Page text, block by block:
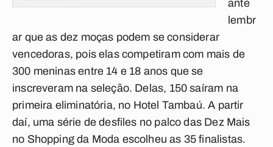
ante
lembr
ar que as dez moças podem se considerar
vencedoras, pois elas competiram com mais de
300 meninas entre 14 e 18 anos que se
inscreveram na seleção. Delas, 150 saíram na
primeira eliminatória, no Hotel Tambaú. A partir
daí, uma série de desfiles no palco das Dez Mais
no Shopping da Moda escolheu as 35 finalistas.